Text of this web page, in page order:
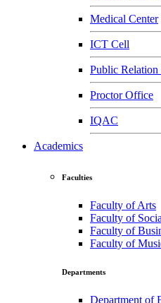
Medical Center
ICT Cell
Public
Proctor Office
IQAC
Academics
Faculties
Faculty of Arts
Faculty of
Faculty of
Faculty of
Departments
Department of